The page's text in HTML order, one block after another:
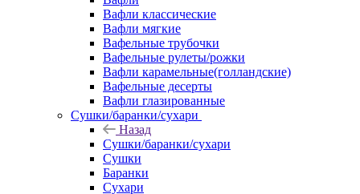
Вафли классические
Вафли мягкие
Вафельные трубочки
Вафельные рулеты/рожки
Вафли карамельные(голландские)
Вафельные десерты
Вафли глазированные
Сушки/баранки/сухари
Назад
Сушки/баранки/сухари
Сушки
Баранки
Сухари